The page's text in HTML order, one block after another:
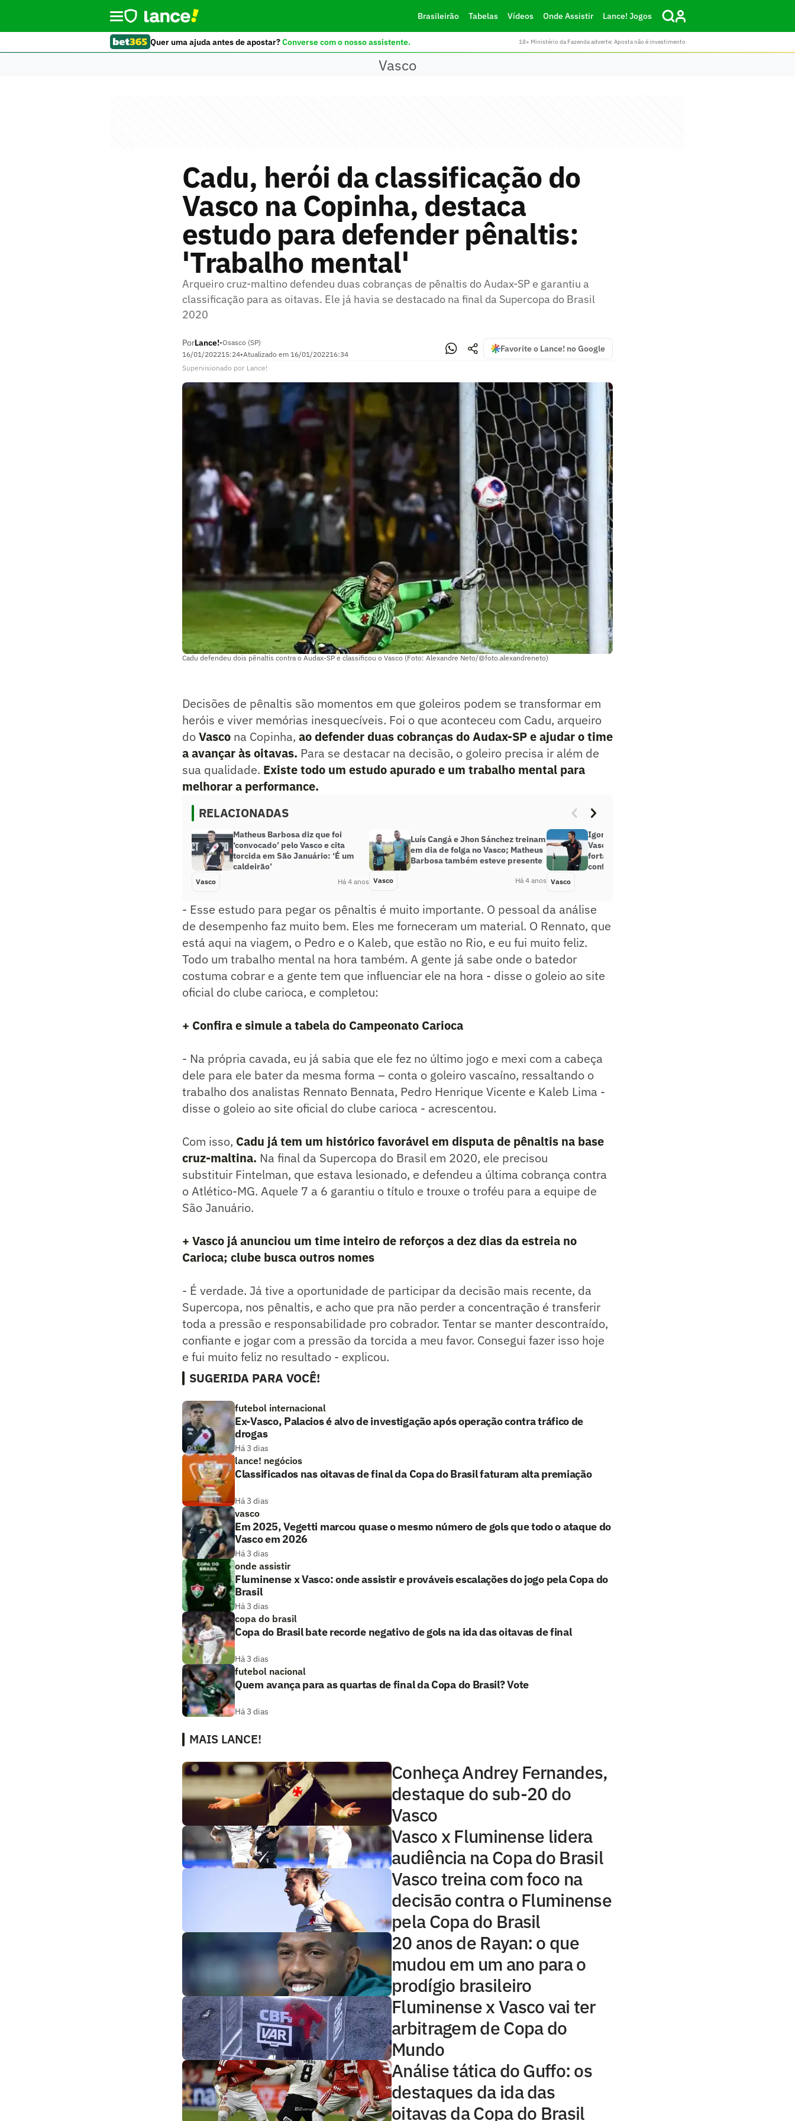
Brasileirão Tabelas Vídeos Onde Assistir Lance! Jogos
Quer uma ajuda antes de apostar?Converse com o nosso assistente. 18+ Ministério da Fazenda adverte: Aposta não é investimento
Vasco
Cadu, herói da classificação do
Vasco na Copinha, destaca
estudo para defender pênaltis:
'Trabalho mental'
Arqueiro cruz-maltino defendeu duas cobranças de pênaltis do Audax-SP e garantiu a
classificação para as oitavas. Ele já havia se destacado na final da Supercopa do Brasil
2020
PorLance!•Osasco (SP)
16/01/202215:24•Atualizado em 16/01/202216:34
Favorite o Lance! no Google
Supervisionado por Lance!
Cadu defendeu dois pênaltis contra o Audax-SP e classificou o Vasco (Foto: Alexandre Neto/@foto.alexandreneto)
Decisões de pênaltis são momentos em que goleiros podem se transformar em
heróis e viver memórias inesquecíveis. Foi o que aconteceu com Cadu, arqueiro
doVasco na Copinha, ao defender duas cobranças do Audax-SP e ajudar o time
a avançar às oitavas. Para se destacar na decisão, o goleiro precisa ir além de
sua qualidade. Existe todo um estudo apurado e um trabalho mental para
melhorar a performance.
RELACIONADAS
Matheus Barbosa diz que foi
‘convocado’ pelo Vasco e cita
torcida em São Januário: ‘É um
caldeirão’
Vasco Há 4 anos
Luís Cangá e Jhon Sánchez treinam
em dia de folga no Vasco; Matheus
Barbosa também esteve presente
Vasco Há 4 anos
Igor Guerra analisa vitória do
Vasco nos pênaltis: ‘Serviu para
fortalecer ainda mais, dar mais
confiança’
Vasco
- Esse estudo para pegar os pênaltis é muito importante. O pessoal da análise
de desempenho faz muito bem. Eles me forneceram um material. O Rennato, que
está aqui na viagem, o Pedro e o Kaleb, que estão no Rio, e eu fui muito feliz.
Todo um trabalho mental na hora também. A gente já sabe onde o batedor
costuma cobrar e a gente tem que influenciar ele na hora - disse o goleio ao site
oficial do clube carioca, e completou:
+ Confira e simule a tabela do Campeonato Carioca
- Na própria cavada, eu já sabia que ele fez no último jogo e mexi com a cabeça
dele para ele bater da mesma forma – conta o goleiro vascaíno, ressaltando o
trabalho dos analistas Rennato Bennata, Pedro Henrique Vicente e Kaleb Lima -
disse o goleio ao site oficial do clube carioca - acrescentou.
Com isso, Cadu já tem um histórico favorável em disputa de pênaltis na base
cruz-maltina. Na final da Supercopa do Brasil em 2020, ele precisou
substituir Fintelman, que estava lesionado, e defendeu a última cobrança contra
o Atlético-MG. Aquele 7 a 6 garantiu o título e trouxe o troféu para a equipe de
São Januário.
+ Vasco já anunciou um time inteiro de reforços a dez dias da estreia no
Carioca; clube busca outros nomes
- É verdade. Já tive a oportunidade de participar da decisão mais recente, da
Supercopa, nos pênaltis, e acho que pra não perder a concentração é transferir
toda a pressão e responsabilidade pro cobrador. Tentar se manter descontraído,
confiante e jogar com a pressão da torcida a meu favor. Consegui fazer isso hoje
e fui muito feliz no resultado - explicou.
SUGERIDA PARA VOCÊ!
futebol internacional
Ex-Vasco, Palacios é alvo de investigação após operação contra tráfico de
drogas
Há 3 dias
lance! negócios
Classificados nas oitavas de final da Copa do Brasil faturam alta premiação
Há 3 dias
vasco
Em 2025, Vegetti marcou quase o mesmo número de gols que todo o ataque do
Vasco em 2026
Há 3 dias
onde assistir
Fluminense x Vasco: onde assistir e prováveis escalações do jogo pela Copa do
Brasil
Há 3 dias
copa do brasil
Copa do Brasil bate recorde negativo de gols na ida das oitavas de final
Há 3 dias
futebol nacional
Quem avança para as quartas de final da Copa do Brasil? Vote
Há 3 dias
MAIS LANCE!
Conheça Andrey Fernandes,
destaque do sub-20 do
Vasco
Vasco x Fluminense lidera
audiência na Copa do Brasil
Vasco treina com foco na
decisão contra o Fluminense
pela Copa do Brasil
20 anos de Rayan: o que
mudou em um ano para o
prodígio brasileiro
Fluminense x Vasco vai ter
arbitragem de Copa do
Mundo
Análise tática do Guffo: os
destaques da ida das
oitavas da Copa do Brasil